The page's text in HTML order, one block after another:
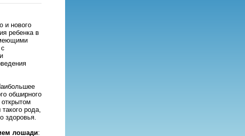
и нового
ребенка в
обширного
рода,
здоровья.
лошади: